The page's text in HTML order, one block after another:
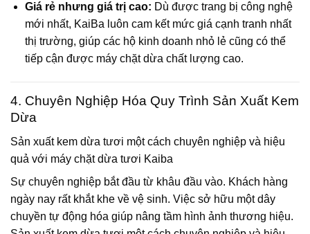
Giá rẻ nhưng giá trị cao: Dù được trang bị công nghệ
mới nhất, KaiBa luôn cam kết mức giá cạnh tranh nhất
thị trường, giúp các hộ kinh doanh nhỏ lẻ cũng có thể
tiếp cận được máy chặt dừa chất lượng cao.
4. Chuyên Nghiệp Hóa Quy Trình Sản Xuất Kem
Dừa
Sản xuất kem dừa tươi một cách chuyên nghiệp và hiệu
quả với máy chặt dừa tươi Kaiba
Sự chuyên nghiệp bắt đầu từ khâu đầu vào. Khách hàng
ngày nay rất khắt khe về vệ sinh. Việc sở hữu một dây
chuyền tự động hóa giúp nâng tầm hình ảnh thương hiệu.